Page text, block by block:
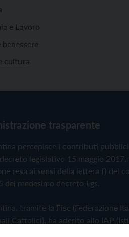
e Lavoro
benessere
cultura
trasparente
percepisce i contributi
legislativo 15 maggio 2017,
resa ai sensi della lettera f) del
del medesimo decreto Lgs.
tramite la Fisc (Federazione
Cattolici), ha aderito allo IAP